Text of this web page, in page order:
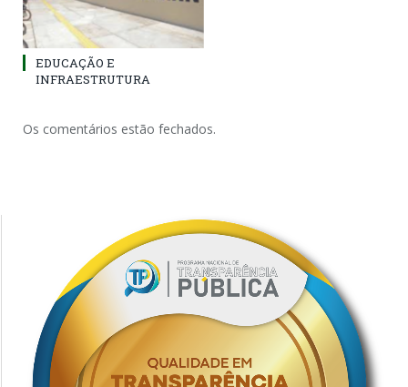
EDUCAÇÃO E
INFRAESTRUTURA
Os comentários estão fechados.